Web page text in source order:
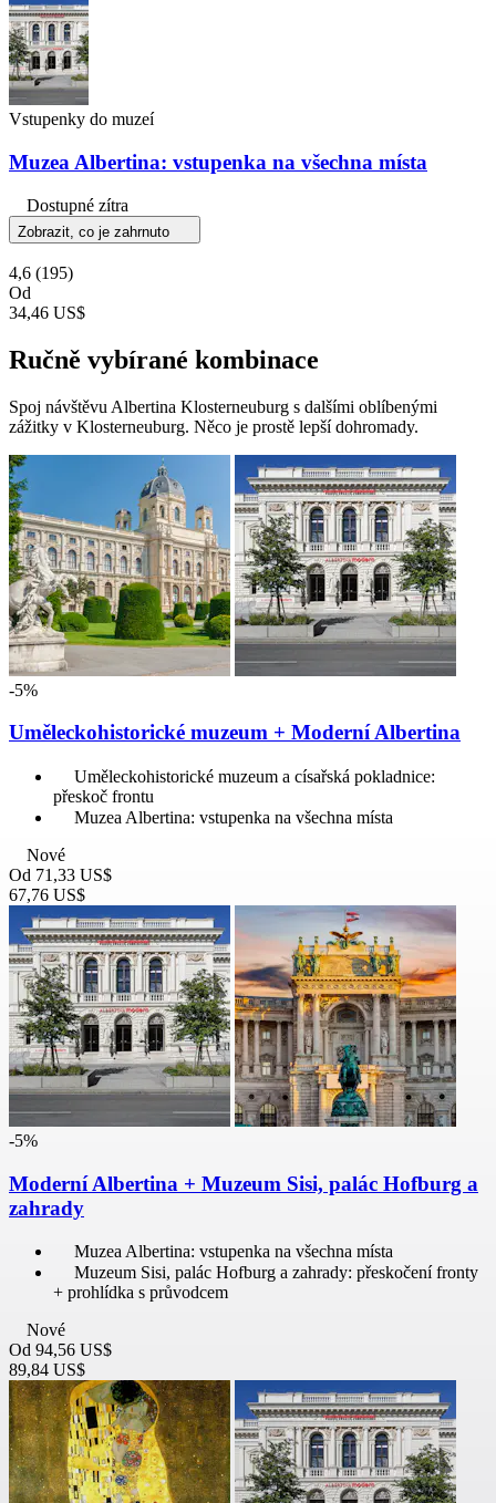
Vstupenky do muzeí
Muzea Albertina: vstupenka na všechna místa
Dostupné zítra
Zobrazit, co je zahrnuto
4,6 (195)
Od
34,46 US$
Ručně vybírané kombinace
Spoj návštěvu Albertina Klosterneuburg s dalšími oblíbenými
zážitky v Klosterneuburg. Něco je prostě lepší dohromady.
-5%
Uměleckohistorické muzeum + Moderní Albertina
Uměleckohistorické muzeum a císařská pokladnice:
přeskoč frontu
Muzea Albertina: vstupenka na všechna místa
Nové
Od 71,33 US$
67,76 US$
-5%
Moderní Albertina + Muzeum Sisi, palác Hofburg a
zahrady
Muzea Albertina: vstupenka na všechna místa
Muzeum Sisi, palác Hofburg a zahrady: přeskočení fronty
+ prohlídka s průvodcem
Nové
Od 94,56 US$
89,84 US$